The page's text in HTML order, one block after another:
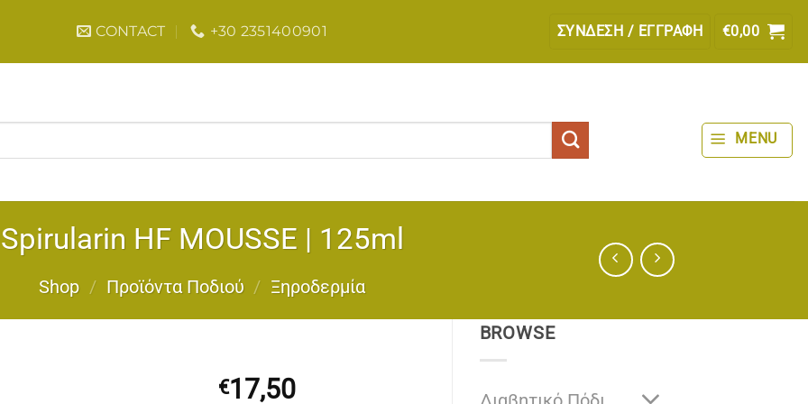
CONTACT +30 2351400901 ΣΎΝΔΕΣΗ / ΕΓΓΡΑΦΉ €0,00
MENU
Spirularin HF MOUSSE | 125ml
Shop / Προϊόντα Ποδιού / Ξηροδερμία
BROWSE
€17,50